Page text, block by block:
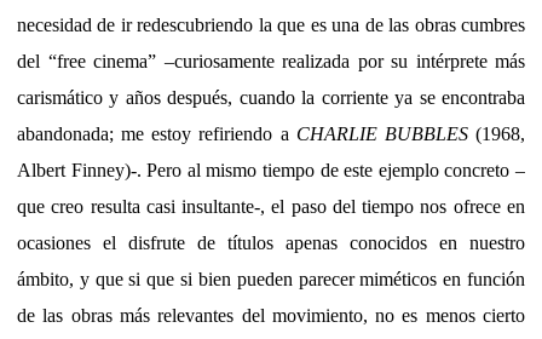
necesidad de ir redescubriendo la que es una de las obras cumbres
del “free cinema” –curiosamente realizada por su intérprete más
carismático y años después, cuando la corriente ya se encontraba
abandonada; me estoy refiriendo a CHARLIE BUBBLES(1968,
Albert Finney)-. Pero al mismo tiempo de este ejemplo concreto –
que creo resulta casi insultante-, el paso del tiempo nos ofrece en
ocasiones el disfrute de títulos apenas conocidos en nuestro
ámbito, y que si que si bien pueden parecer miméticos en función
de las obras más relevantes del movimiento, no es menos cierto